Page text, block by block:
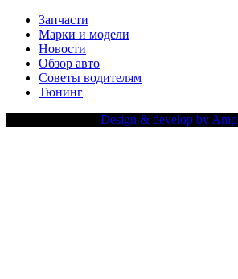
Запчасти
Марки и модели
Новости
Обзор авто
Советы водителям
Тюнинг
Design & develop by